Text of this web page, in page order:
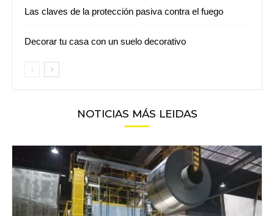
Las claves de la protección pasiva contra el fuego
Decorar tu casa con un suelo decorativo
NOTICIAS MÁS LEIDAS